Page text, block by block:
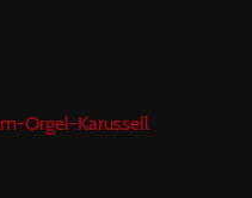
Orgel-Karussell